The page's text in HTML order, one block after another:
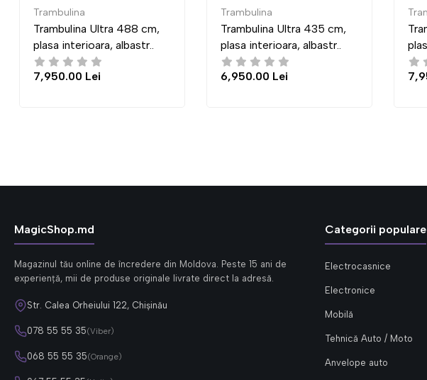
Trambulina
Trambulina Ultra 435 cm,
plasa interioara, albastr..
6,950.00 Lei
Trambulina
Trambulina Pro 488 cm,
plasă externa, albastra, r..
7,950.00 Lei
MagicShop.md
Magazinul tău online de încredere din Moldova. Peste 15 ani de
experiență, mii de produse originale livrate direct la adresă.
Str. Calea Orheiului 122, Chișinău
078 55 55 35(Viber)
068 55 55 35(Orange)
Categorii populare
Electrocasnice
Electronice
Mobilă
Tehnică Auto / Moto
Anvelope auto